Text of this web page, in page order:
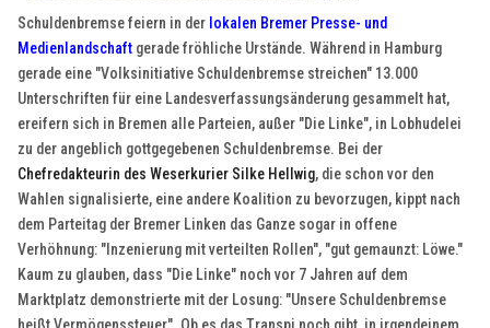
Schuldenbremse feiern in der lokalen Bremer Presse- und
Medienlandschaft gerade fröhliche Urstände. Während in Hamburg
gerade eine "Volksinitiative Schuldenbremse streichen" 13.000
Unterschriften für eine Landesverfassungsänderung gesammelt hat,
ereifern sich in Bremen alle Parteien, außer "Die Linke", in Lobhudelei
zu der angeblich gottgegebenen Schuldenbremse. Bei der
Chefredakteurin des Weserkurier Silke Hellwig, die schon vor den
Wahlen signalisierte, eine andere Koalition zu bevorzugen, kippt nach
dem Parteitag der Bremer Linken das Ganze sogar in offene
Verhöhnung: "Inzenierung mit verteilten Rollen", "gut gemaunzt: Löwe."
Kaum zu glauben, dass "Die Linke" noch vor 7 Jahren auf dem
Marktplatz demonstrierte mit der Losung: "Unsere Schuldenbremse